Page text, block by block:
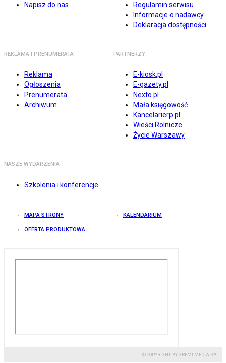
Napisz do nas
Regulamin serwisu
Informacje o nadawcy
Deklaracja dostępności
REKLAMA I PRENUMERATA
Reklama
Ogłoszenia
Prenumerata
Archiwum
PARTNERZY
E-kiosk.pl
E-gazety.pl
Nexto.pl
Mała księgowość
Kancelarierp.pl
Wieści Rolnicze
Życie Warszawy
NASZE WYDARZENIA
Szkolenia i konferencje
MAPA STRONY KALENDARIUM
OFERTA PRODUKTOWA
© COPYRIGHT BY GREMI MEDIA SA